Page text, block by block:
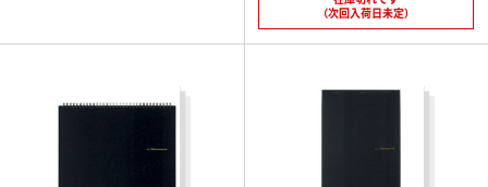
（次回入荷日未定）